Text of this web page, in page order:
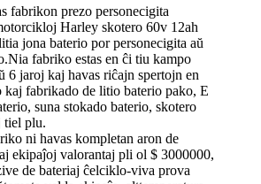
fabrikon prezo personecigita
Harley skotero 60v 12ah
jona baterio por personecigita aŭ
fabriko estas en ĉi tiu kampo
6 jaroj kaj havas riĉajn spertojn en
kaj fabrikado de litio baterio pako, E
suna stokado baterio, skotero
tiel plu.
ni havas kompletan aron de
ekipaĵoj valorantaj pli ol $ 3000000,
de bateriaj ĉelciklo-viva prova